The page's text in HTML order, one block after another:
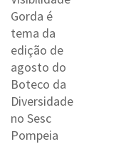
Gorda é
tema da
edição de
agosto do
Boteco da
Diversidade
no Sesc
Pompeia